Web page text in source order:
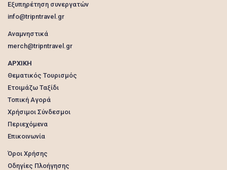
Εξυπηρέτηση συνεργατών
info@tripntravel.gr
Αναμνηστικά
merch@tripntravel.gr
ΑΡΧΙΚΗ
Θεματικός Τουρισμός
Ετοιμάζω Ταξίδι
Τοπική Αγορά
Χρήσιμοι Σύνδεσμοι
Περιεχόμενα
Επικοινωνία
Όροι Χρήσης
Οδηγίες Πλοήγησης